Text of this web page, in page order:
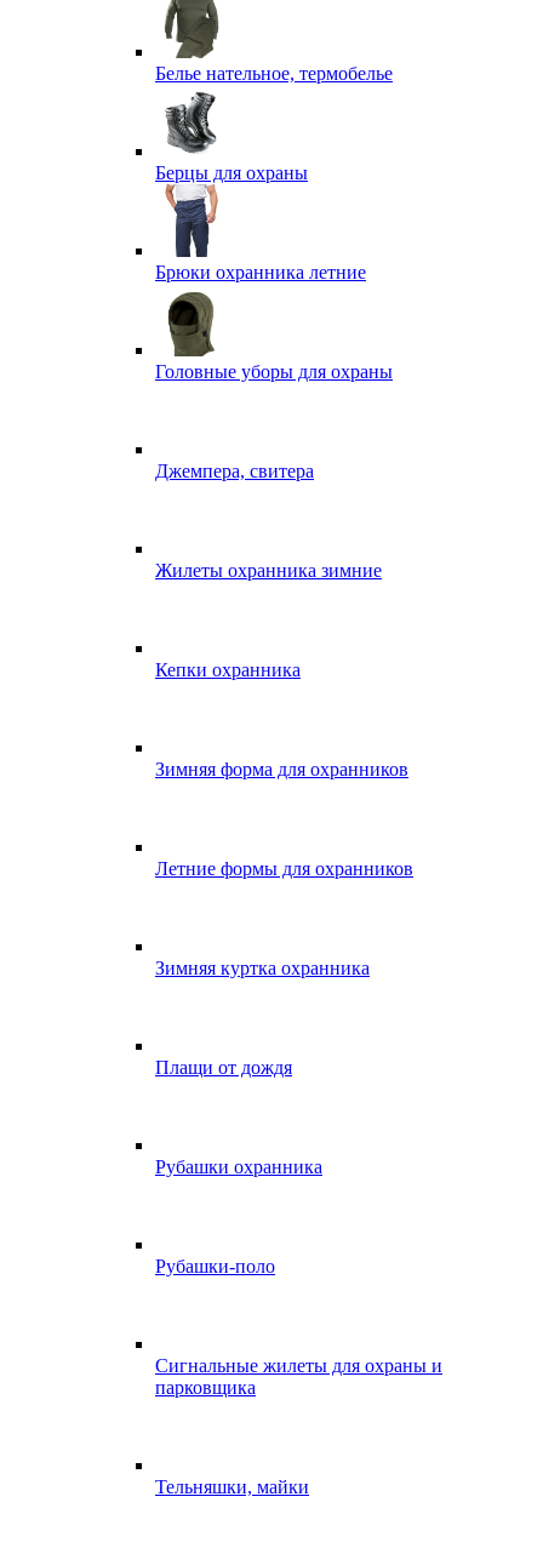
Белье нательное, термобелье
Берцы для охраны
Брюки охранника летние
Головные уборы для охраны
Джемпера, свитера
Жилеты охранника зимние
Кепки охранника
Зимняя форма для охранников
Летние формы для охранников
Зимняя куртка охранника
Плащи от дождя
Рубашки охранника
Рубашки-поло
Сигнальные жилеты для охраны и
парковщика
Тельняшки, майки